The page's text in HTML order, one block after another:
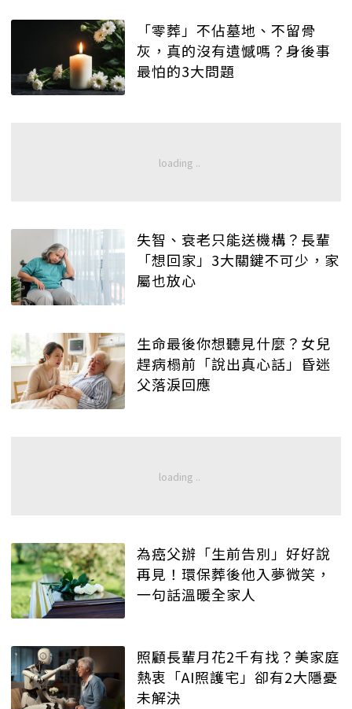
「零葬」不佔墓地、不留骨
灰，真的沒有遺憾嗎？身後事
最怕的3大問題
失智、衰老只能送機構？長輩
「想回家」3大關鍵不可少，家
屬也放心
生命最後你想聽見什麼？女兒
趕病榻前「說出真心話」昏迷
父落淚回應
為癌父辦「生前告別」好好說
再見！環保葬後他入夢微笑，
一句話溫暖全家人
照顧長輩月花2千有找？美家庭
熱衷「AI照護宅」卻有2大隱憂
未解決